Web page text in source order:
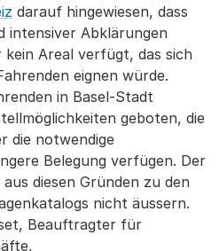
darauf hingewiesen, dass
Abklärungen
Areal verfügt, das sich
eignen würde.
in Basel-Stadt
geboten, die
die notwendige
Belegung verfügen. Der
diesen Gründen zu den
nicht äussern.
Beauftragter für